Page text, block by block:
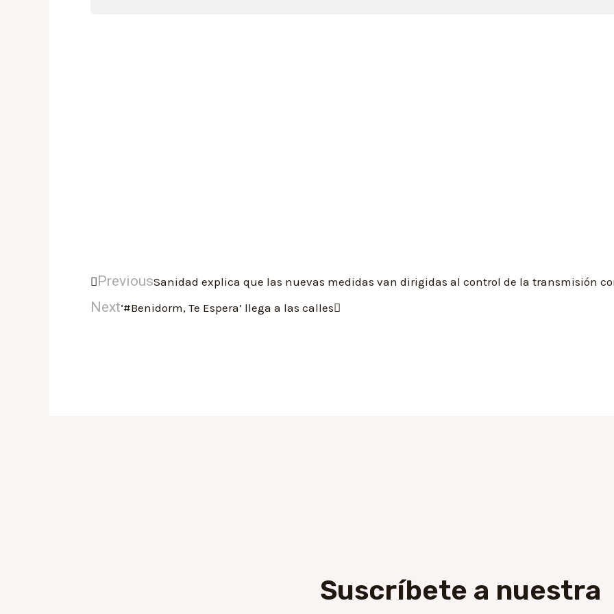
PreviousSanidad explica que las nuevas medidas van dirigidas al control de la transmisión
Next‘#Benidorm, Te Espera’ llega a las calles
Suscríbete a nuestra